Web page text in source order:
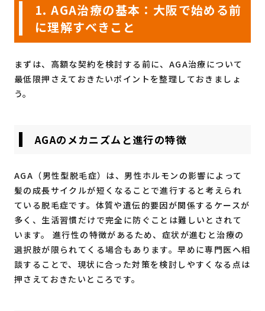
1. AGA治療の基本：大阪で始める前
に理解すべきこと
まずは、高額な契約を検討する前に、AGA治療について
最低限押さえておきたいポイントを整理しておきましょ
う。
AGAのメカニズムと進行の特徴
AGA（男性型脱毛症）は、男性ホルモンの影響によって
髪の成長サイクルが短くなることで進行すると考えられ
ている脱毛症です。体質や遺伝的要因が関係するケースが
多く、生活習慣だけで完全に防ぐことは難しいとされて
います。 進行性の特徴があるため、症状が進むと治療の
選択肢が限られてくる場合もあります。早めに専門医へ相
談することで、現状に合った対策を検討しやすくなる点は
押さえておきたいところです。